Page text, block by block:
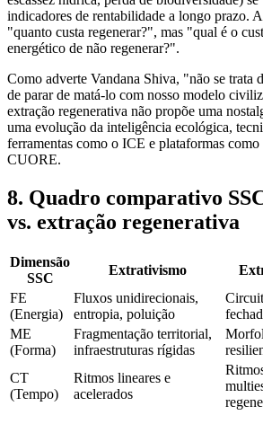
indicadores de rentabilidade a longo prazo.
"quanto custa regenerar?", mas "qual é o
energético de não regenerar?".
Como adverte Vandana Shiva, "não se trata
de parar de matá-lo com nosso modelo
extração regenerativa não propõe uma
uma evolução da inteligência ecológica,
ferramentas como o ICE e plataformas
CUORE.
8. Quadro comparativo
vs. extração regenerativa
Dimensão
SSC
Extrativismo
FE
(Energia)
Fluxos unidirecionais,
entropia, poluição
ME
(Forma)
Fragmentação territorial,
infraestruturas rígidas
CT
(Tempo)
Ritmos lineares e
acelerados